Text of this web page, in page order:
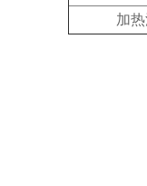
加